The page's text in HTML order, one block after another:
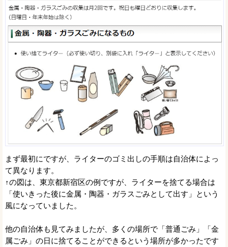
まず最初にですが、ライターのゴミ出しの手順は自治体によっ
て異なります。
↑の図は、東京都新宿区の例ですが、ライターを捨てる場合は
「使いきった後に金属・陶器・ガラスごみとして出す」という
風になっていました。
他の自治体も見てみましたが、多くの場所で「普通ごみ」「金
属ごみ」の日に捨てることができるという場所が多かったです